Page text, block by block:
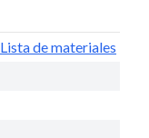
Lista de materiales